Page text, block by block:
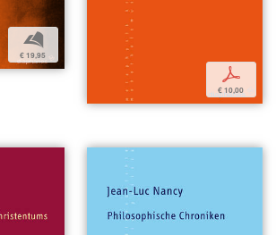
b
€ 19,95
p
€ 10,00